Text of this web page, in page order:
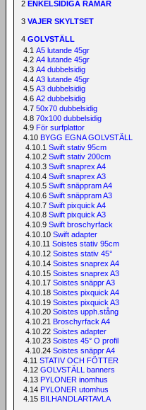
2 ENKELSIDIGA RAMAR
3 VAJER SKYLTSET
4 GOLVSTÄLL
4.1 A5 lutande 45gr
4.2 A4 lutande 45gr
4.3 A4 dubbelsidig
4.4 A3 lutande 45gr
4.5 A3 dubbelsidig
4.6 A2 dubbelsidig
4.7 50x70 dubbelsidig
4.8 70x100 dubbelsidig
4.9 För surfplattor
4.10 BYGG EGNA GOLVSTÄLL
4.10.1 Swift stativ 95cm
4.10.2 Swift stativ 200cm
4.10.3 Swift snaprex A4
4.10.4 Swift snaprex A3
4.10.5 Swift snäppram A4
4.10.6 Swift snäppram A3
4.10.7 Swift pixquick A4
4.10.8 Swift pixquick A3
4.10.9 Swift broschyrfack
4.10.10 Swift adapter
4.10.11 Soistes stativ 95cm
4.10.12 Soistes stativ 45°
4.10.14 Soistes snaprex A4
4.10.15 Soistes snaprex A3
4.10.17 Soistes snäppr A3
4.10.18 Soistes pixquick A4
4.10.19 Soistes pixquick A3
4.10.20 Soistes upph.stång
4.10.21 Broschyrfack A4
4.10.22 Soistes adapter
4.10.23 Soistes 45° O profil
4.10.24 Soistes snäppr A4
4.11 STATIV OCH FÖTTER
4.12 GOLVSTÄLL banners
4.13 PYLONER inomhus
4.14 PYLONER utomhus
4.15 BILHANDLARTAVLA